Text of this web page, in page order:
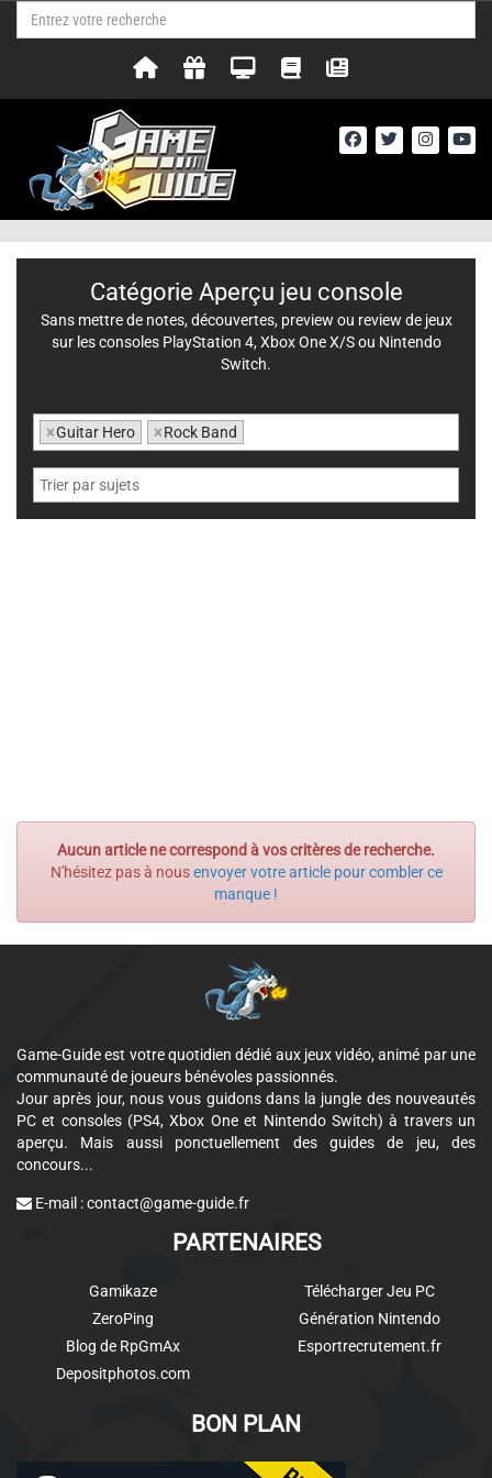
Aucun article ne correspond à vos critères de recherche.
N'hésitez pas à nousenvoyer votre article pour combler ce
manque !
Catégorie Aperçu jeu console
Sans mettre de notes, découvertes, preview ou review de jeux
sur les consoles PlayStation 4, Xbox One X/S ou Nintendo
Switch.
×Guitar Hero ×Rock Band
Game-Guide est votre quotidien dédié aux jeux vidéo, animé par une
communauté de joueurs bénévoles passionnés.
Jour après jour, nous vous guidons dans la jungle des nouveautés
PC et consoles (PS4, Xbox One et Nintendo Switch) à travers un
aperçu. Mais aussi ponctuellement des guides de jeu, des
concours...
E-mail :contact@game-guide.fr
PARTENAIRES
Gamikaze
ZeroPing
Blog de RpGmAx
Depositphotos.com
Télécharger Jeu PC
Génération Nintendo
Esportrecrutement.fr
BON PLAN